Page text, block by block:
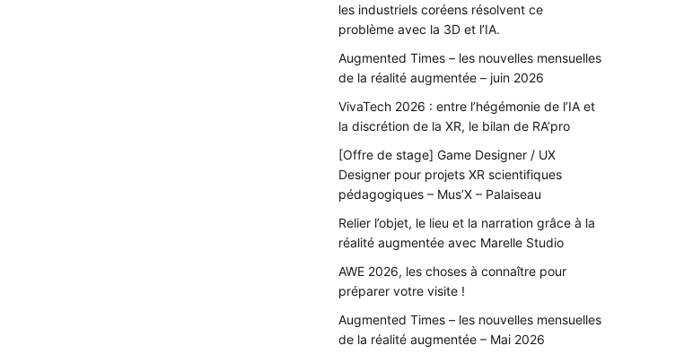
les industriels coréens résolvent ce
problème avec la 3D et l’IA.
Augmented Times – les nouvelles mensuelles
de la réalité augmentée – juin 2026
VivaTech 2026 : entre l’hégémonie de l’IA et
la discrétion de la XR, le bilan de RA’pro
[Offre de stage] Game Designer / UX
Designer pour projets XR scientifiques
pédagogiques – Mus’X – Palaiseau
Relier l’objet, le lieu et la narration grâce à la
réalité augmentée avec Marelle Studio
AWE 2026, les choses à connaître pour
préparer votre visite !
Augmented Times – les nouvelles mensuelles
de la réalité augmentée – Mai 2026